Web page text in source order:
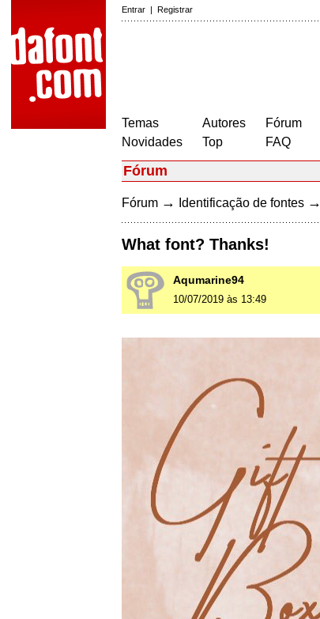
Entrar | Registrar
Temas
Novidades
Autores
Top
Fórum
FAQ
Fórum
Fórum → Identificação de fontes →
What font? Thanks!
Aqumarine94
10/07/2019 às 13:49